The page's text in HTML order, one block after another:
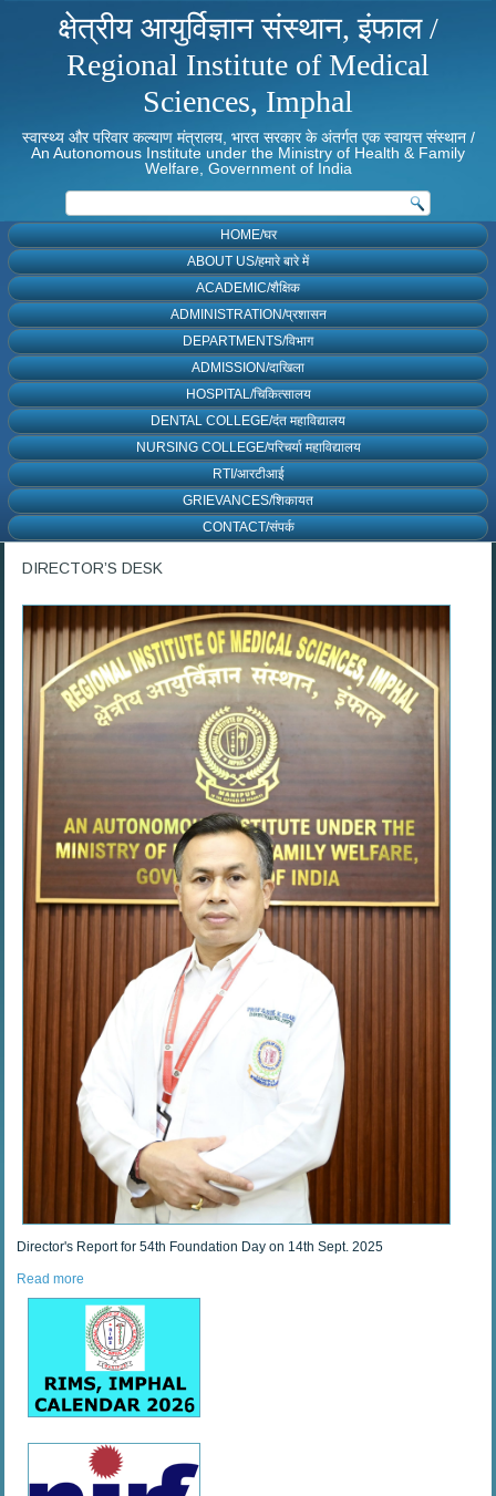
क्षेत्रीय आयुर्विज्ञान संस्थान, इंफाल /
Regional Institute of Medical
Sciences, Imphal
स्वास्थ्य और परिवार कल्याण मंत्रालय, भारत सरकार के अंतर्गत एक स्वायत्त संस्थान /
An Autonomous Institute under the Ministry of Health & Family
Welfare, Government of India
HOME/घर
ABOUT US/हमारे बारे में
ACADEMIC/शैक्षिक
ADMINISTRATION/प्रशासन
DEPARTMENTS/विभाग
ADMISSION/दाखिला
HOSPITAL/चिकित्सालय
DENTAL COLLEGE/दंत महाविद्यालय
NURSING COLLEGE/परिचर्या महाविद्यालय
RTI/आरटीआई
GRIEVANCES/शिकायत
CONTACT/संपर्क
DIRECTOR’S DESK
Director's Report for 54th Foundation Day on 14th Sept. 2025
Read more